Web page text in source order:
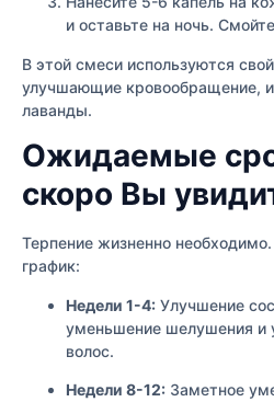
и оставьте на ночь.
В этой смеси используются
улучшающие кровообращение,
лаванды.
Ожидаемые
скоро Вы
Терпение жизненно
график:
Недели 1-4: Улучшение
уменьшение шелушения и
волос.
Недели 8-12: Заметное